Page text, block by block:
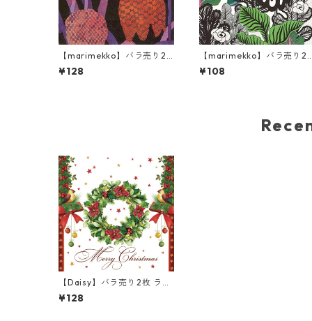
【marimekko】バラ売り2
枚 ランチサイズ ペーパーナ
プキン GERDA ピンク
¥128
【marimekko】バラ売り2
枚 カクテルサイズ ペーパー
ナプキン KAALIMETSÄ グリ
¥108
【Daisy】バラ売り2枚 ラン
チサイズ ペーパーナプキン
Merry Christmas Wreath
¥128